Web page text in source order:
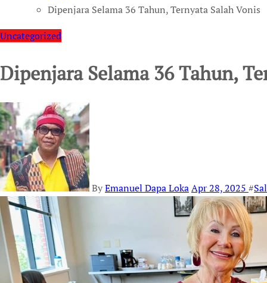
Dipenjara Selama 36 Tahun, Ternyata Salah Vonis
Uncategorized
Dipenjara Selama 36 Tahun,
ByEmanuel Dapa LokaApr 28, 2025 #